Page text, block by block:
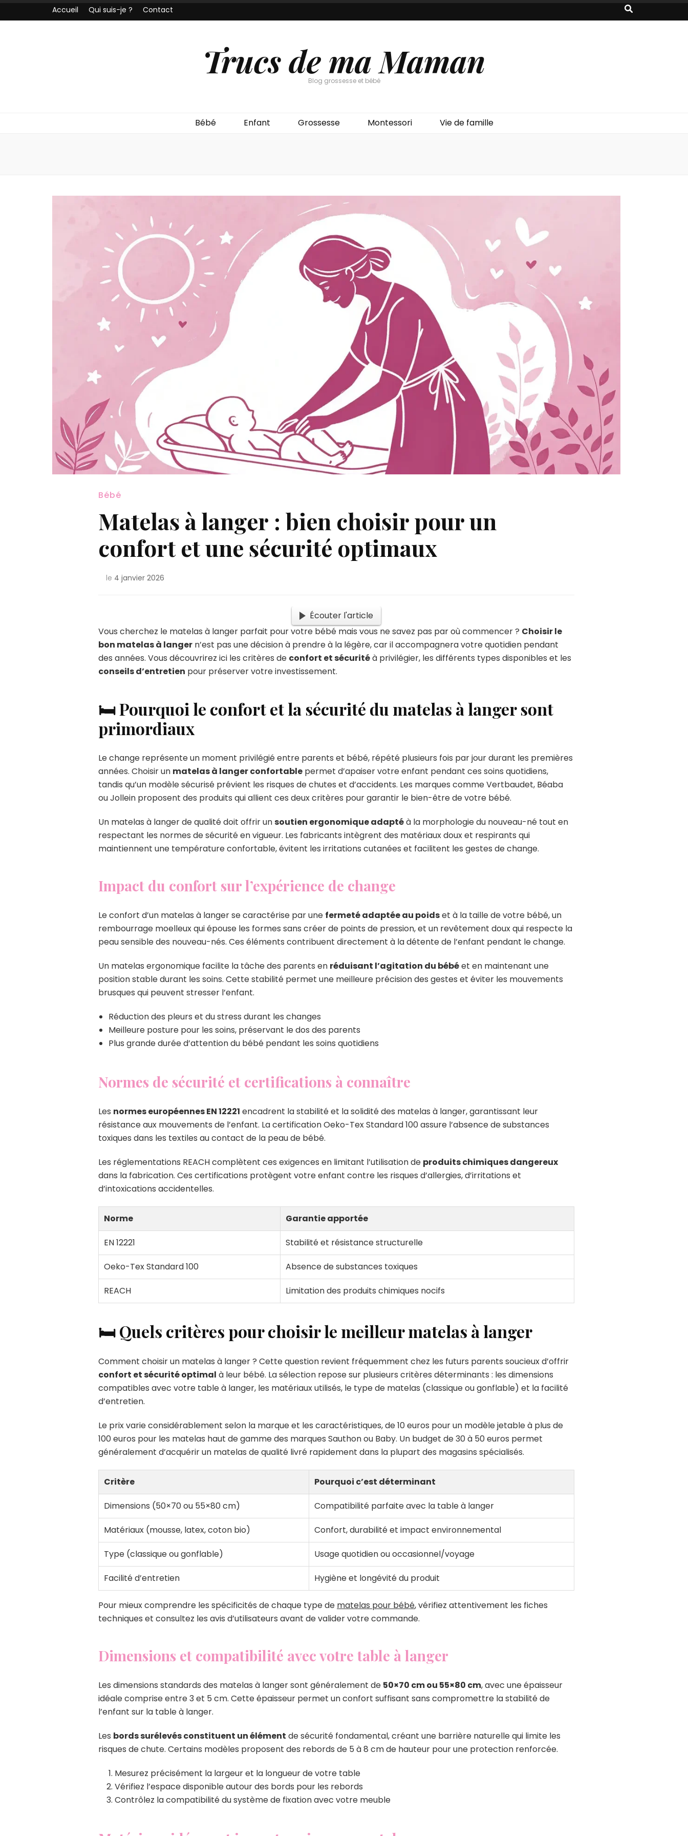
Accueil Qui suis-je ? Contact
Trucs de ma Maman
Blog grossesse et bébé
Bébé Enfant Grossesse Montessori Vie de famille
Bébé
Matelas à langer : bien choisir pour un
confort et une sécurité optimaux
le 4 janvier 2026
Écouter l'article
Vous cherchez le matelas à langer parfait pour votre bébé mais vous ne savez pas par où commencer ? Choisir le
bon matelas à langer n’est pas une décision à prendre à la légère, car il accompagnera votre quotidien pendant
des années. Vous découvrirez ici les critères de confort et sécuritéà privilégier, les différents types disponibles et les
conseils d’entretien pour préserver votre investissement.
🛏️ Pourquoi le confort et la sécurité du matelas à langer sont
primordiaux
Le change représente un moment privilégié entre parents et bébé, répété plusieurs fois par jour durant les premières
années. Choisir un matelas à langer confortable permet d’apaiser votre enfant pendant ces soins quotidiens,
tandis qu’un modèle sécurisé prévient les risques de chutes et d’accidents. Les marques comme Vertbaudet, Béaba
ou Jollein proposent des produits qui allient ces deux critères pour garantir le bien-être de votre bébé.
Un matelas à langer de qualité doit offrir unsoutien ergonomique adaptéà la morphologie du nouveau-né tout en
respectant les normes de sécurité en vigueur. Les fabricants intègrent des matériaux doux et respirants qui
maintiennent une température confortable, évitent les irritations cutanées et facilitent les gestes de change.
Impact du confort sur l’expérience de change
Le confort d’un matelas à langer se caractérise par une fermeté adaptée au poidset à la taille de votre bébé, un
rembourrage moelleux qui épouse les formes sans créer de points de pression, et un revêtement doux qui respecte la
peau sensible des nouveau-nés. Ces éléments contribuent directement à la détente de l’enfant pendant le change.
Un matelas ergonomique facilite la tâche des parents en réduisant l’agitation du bébéet en maintenant une
position stable durant les soins. Cette stabilité permet une meilleure précision des gestes et éviter les mouvements
brusques qui peuvent stresser l’enfant.
Réduction des pleurs et du stress durant les changes
Meilleure posture pour les soins, préservant le dos des parents
Plus grande durée d’attention du bébé pendant les soins quotidiens
Normes de sécurité et certifications à connaître
Les normes européennes EN 12221 encadrent la stabilité et la solidité des matelas à langer, garantissant leur
résistance aux mouvements de l’enfant. La certification Oeko-Tex Standard 100 assure l’absence de substances
toxiques dans les textiles au contact de la peau de bébé.
Les réglementations REACH complètent ces exigences en limitant l’utilisation de produits chimiques dangereux
dans la fabrication. Ces certifications protègent votre enfant contre les risques d’allergies, d’irritations et
d’intoxications accidentelles.
Norme Garantie apportée
EN 12221 Stabilité et résistance structurelle
Oeko-Tex Standard 100 Absence de substances toxiques
REACH Limitation des produits chimiques nocifs
🛏️ Quels critères pour choisir le meilleur matelas à langer
Comment choisir un matelas à langer ? Cette question revient fréquemment chez les futurs parents soucieux d’offrir
confort et sécurité optimal à leur bébé. La sélection repose sur plusieurs critères déterminants : les dimensions
compatibles avec votre table à langer, les matériaux utilisés, le type de matelas (classique ou gonflable) et la facilité
d’entretien.
Le prix varie considérablement selon la marque et les caractéristiques, de 10 euros pour un modèle jetable à plus de
100 euros pour les matelas haut de gamme des marques Sauthon ou Baby. Un budget de 30 à 50 euros permet
généralement d’acquérir un matelas de qualité livré rapidement dans la plupart des magasins spécialisés.
Critère Pourquoi c’est déterminant
Dimensions (50×70 ou 55×80 cm) Compatibilité parfaite avec la table à langer
Matériaux (mousse, latex, coton bio) Confort, durabilité et impact environnemental
Type (classique ou gonflable) Usage quotidien ou occasionnel/voyage
Facilité d’entretien Hygiène et longévité du produit
Pour mieux comprendre les spécificités de chaque type de matelas pour bébé, vérifiez attentivement les fiches
techniques et consultez les avis d’utilisateurs avant de valider votre commande.
Dimensions et compatibilité avec votre table à langer
Les dimensions standards des matelas à langer sont généralement de 50×70 cm ou 55×80 cm, avec une épaisseur
idéale comprise entre 3 et 5 cm. Cette épaisseur permet un confort suffisant sans compromettre la stabilité de
l’enfant sur la table à langer.
Les bords surélevés constituent un élément de sécurité fondamental, créant une barrière naturelle qui limite les
risques de chute. Certains modèles proposent des rebords de 5 à 8 cm de hauteur pour une protection renforcée.
Mesurez précisément la largeur et la longueur de votre table
Vérifiez l’espace disponible autour des bords pour les rebords
Contrôlez la compatibilité du système de fixation avec votre meuble